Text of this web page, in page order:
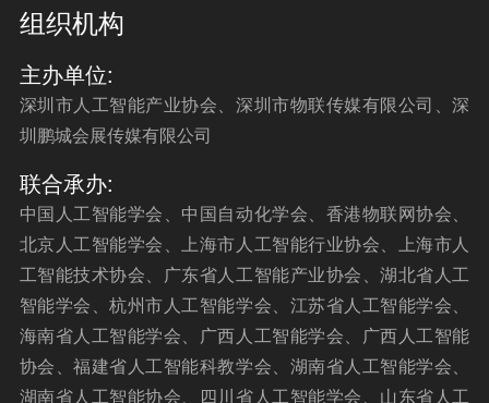
组织机构
主办单位:
深圳市人工智能产业协会、深圳市物联传媒有限公司、深
圳鹏城会展传媒有限公司
联合承办:
中国人工智能学会、中国自动化学会、香港物联网协会、
北京人工智能学会、上海市人工智能行业协会、上海市人
工智能技术协会、广东省人工智能产业协会、湖北省人工
智能学会、杭州市人工智能学会、江苏省人工智能学会、
海南省人工智能学会、广西人工智能学会、广西人工智能
协会、福建省人工智能科教学会、湖南省人工智能学会、
湖南省人工智能协会、四川省人工智能学会、山东省人工